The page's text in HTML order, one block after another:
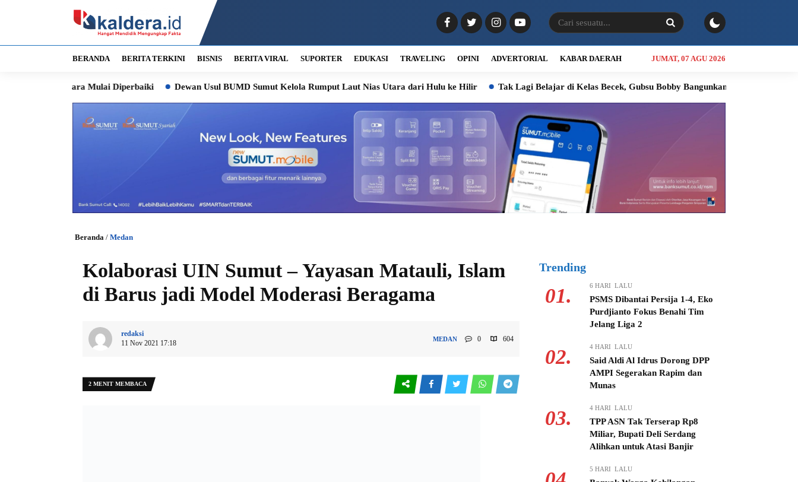
BERANDA BERITA TERKINI BISNIS BERITA VIRAL SUPORTER EDUKASI TRAVELING OPINI ADVERTORIAL KABAR DAERAH JUMAT, 07 AGU 2026
Mulai Diperbaiki Dewan Usul BUMD Sumut Kelola Rumput Laut Nias Utara dari Hulu ke Hilir Tak Lagi Belajar di Kelas Becek, Gubsu Bobby Bangunkan Sekolah Baru untuk Siswa Nias
Beranda / Medan
Kolaborasi UIN Sumut – Yayasan Matauli, Islam
di Barus jadi Model Moderasi Beragama
redaksi
11 Nov 2021 17:18
MEDAN 0 604
2 MENIT MEMBACA
Trending
01. 6 HARI LALU
PSMS Dibantai Persija 1-4, Eko
Purdjianto Fokus Benahi Tim
Jelang Liga 2
02. 4 HARI LALU
Said Aldi Al Idrus Dorong DPP
AMPI Segerakan Rapim dan
Munas
03. 4 HARI LALU
TPP ASN Tak Terserap Rp8
Miliar, Bupati Deli Serdang
Alihkan untuk Atasi Banjir
5 HARI LALU